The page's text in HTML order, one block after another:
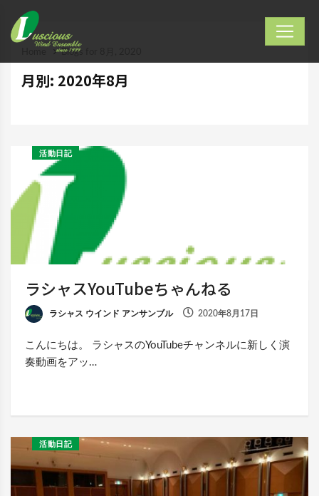
Blogs for 8月, 2020
月別: 2020年8月
活動日記
ラシャスYouTubeちゃんねる
ラシャス ウインド アンサンブル 2020年8月17日
こんにちは。 ラシャスのYouTubeチャンネルに新しく演
奏動画をアッ…
活動日記